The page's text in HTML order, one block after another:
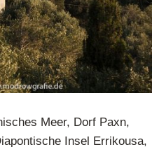
Meer, Dorf Paxn,
Insel Errikousa,